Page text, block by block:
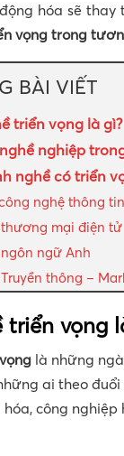
hóa sẽ thay
vọng trong
BÀI VIẾT
triển vọng là gì?
nghiệp
nghề có triển
nghệ thông tin
mại điện tử
ngữ Anh
thông –
triển vọng
là những
ai theo
công